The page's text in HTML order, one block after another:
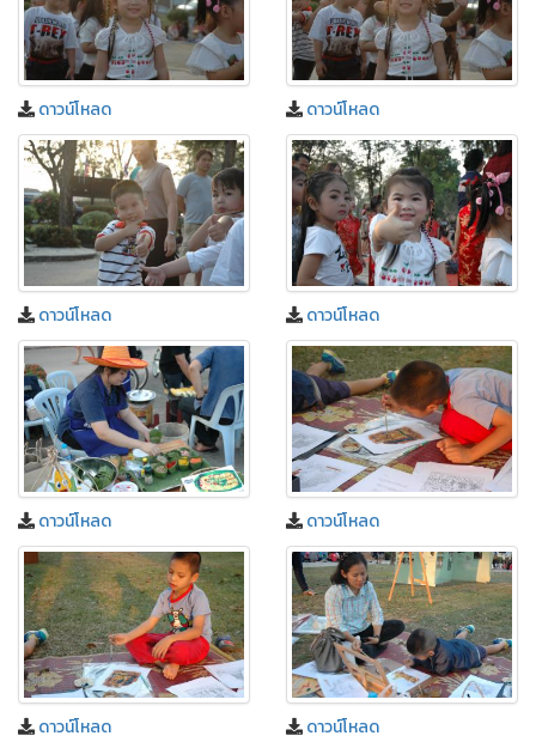
ดาวน์โหลด ดาวน์โหลด
ดาวน์โหลด ดาวน์โหลด
ดาวน์โหลด ดาวน์โหลด
ดาวน์โหลด ดาวน์โหลด